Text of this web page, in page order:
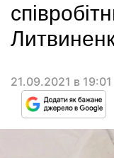
21.09.2021 в 19:01